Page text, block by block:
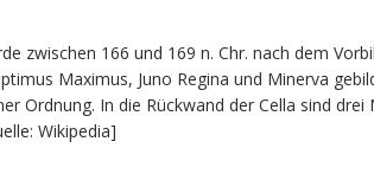
zwischen 166 und 169 n. Chr. nach dem
Maximus, Juno Regina und Minerva
Ordnung. In die Rückwand der Cella sind
Wikipedia]